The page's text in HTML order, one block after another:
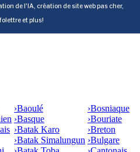
de l'IA, création de site web pas cher,
et plus!